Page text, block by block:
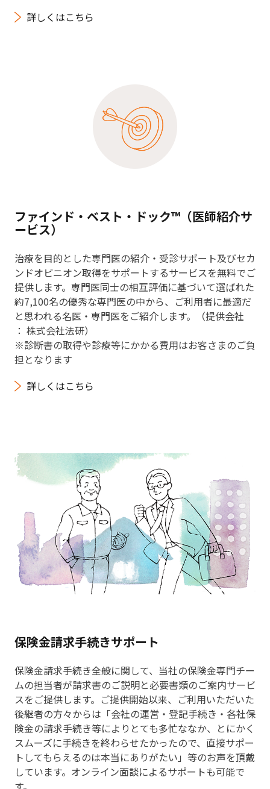
詳しくはこちら
ファインド・ベスト・ドック™（医師紹介サ
ービス）
治療を目的とした専門医の紹介・受診サポート及びセカ
ンドオピニオン取得をサポートするサービスを無料でご
提供します。専門医同士の相互評価に基づいて選ばれた
約7,100名の優秀な専門医の中から、ご利用者に最適だ
と思われる名医・専門医をご紹介します。（提供会社
： 株式会社法研）
※診断書の取得や診療等にかかる費用はお客さまのご負
担となります
詳しくはこちら
保険金請求手続きサポート
保険金請求手続き全般に関して、当社の保険金専門チー
ムの担当者が請求書のご説明と必要書類のご案内サービ
スをご提供します。ご提供開始以来、ご利用いただいた
後継者の方々からは「会社の運営・登記手続き・各社保
険金の請求手続き等によりとても多忙ななか、とにかく
スムーズに手続きを終わらせたかったので、直接サポー
トしてもらえるのは本当にありがたい」等のお声を頂戴
しています。オンライン面談によるサポートも可能で
す。